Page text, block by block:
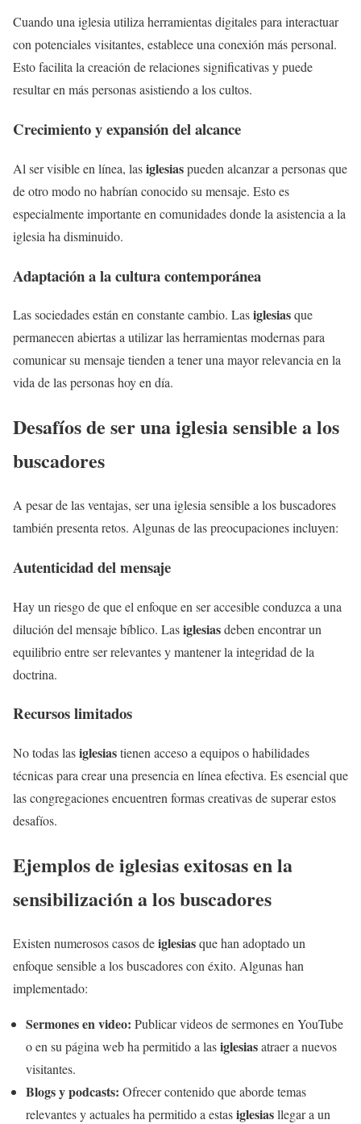
Cuando una iglesia utiliza herramientas digitales para interactuar
con potenciales visitantes, establece una conexión más personal.
Esto facilita la creación de relaciones significativas y puede
resultar en más personas asistiendo a los cultos.
Crecimiento y expansión del alcance
Al ser visible en línea, lasiglesiaspueden alcanzar a personas que
de otro modo no habrían conocido su mensaje. Esto es
especialmente importante en comunidades donde la asistencia a la
iglesia ha disminuido.
Adaptación a la cultura contemporánea
Las sociedades están en constante cambio. Lasiglesiasque
permanecen abiertas a utilizar las herramientas modernas para
comunicar su mensaje tienden a tener una mayor relevancia en la
vida de las personas hoy en día.
Desafíos de ser una iglesia sensible a los
buscadores
A pesar de las ventajas, ser una iglesia sensible a los buscadores
también presenta retos. Algunas de las preocupaciones incluyen:
Autenticidad del mensaje
Hay un riesgo de que el enfoque en ser accesible conduzca a una
dilución del mensaje bíblico. Lasiglesiasdeben encontrar un
equilibrio entre ser relevantes y mantener la integridad de la
doctrina.
Recursos limitados
No todas lasiglesiastienen acceso a equipos o habilidades
técnicas para crear una presencia en línea efectiva. Es esencial que
las congregaciones encuentren formas creativas de superar estos
desafíos.
Ejemplos de iglesiasexitosas en la
sensibilización a los buscadores
Existen numerosos casos deiglesiasque han adoptado un
enfoque sensible a los buscadores con éxito. Algunas han
implementado:
Sermones en video: Publicar videos de sermones en YouTube
o en su página web ha permitido a lasiglesiasatraer a nuevos
visitantes.
Blogs y podcasts: Ofrecer contenido que aborde temas
relevantes y actuales ha permitido a estasiglesiasllegar a un